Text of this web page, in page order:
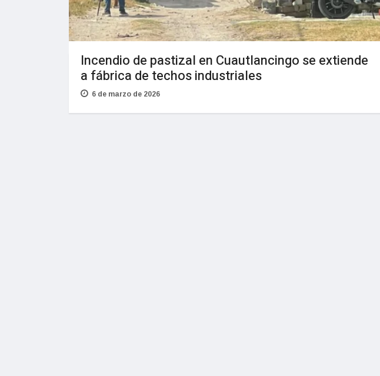
Incendio de pastizal en Cuautlancingo se extiende
a fábrica de techos industriales
6 de marzo de 2026